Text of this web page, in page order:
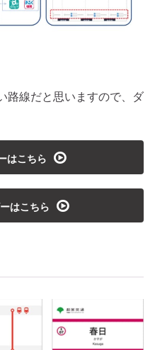
路線だと思いますので、ダ
はこちら playmedia
はこちら playmedia